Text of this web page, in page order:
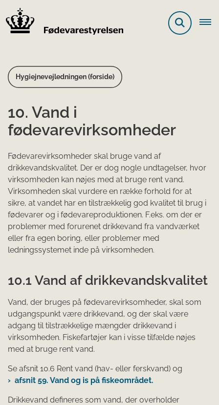
Hygiejnevejledningen (forside)
10. Vand i
fødevarevirksomheder
Fødevarevirksomheder skal bruge vand af
drikkevandskvalitet. Der er dog nogle undtagelser, hvor
virksomheden kan nøjes med at bruge rent vand.
Virksomheden skal vurdere en række forhold for at
sikre, at vandet har en tilstrækkelig god kvalitet til brug i
fødevarer og i fødevareproduktionen. F.eks. om der er
problemer med forurenet drikkevand fra vandværket
eller fra egen boring, eller problemer med
ledningssystemet inde på virksomheden.
10.1 Vand af drikkevandskvalitet
Vand, der bruges på fødevarevirksomheder, skal som
udgangspunkt være drikkevand, og der skal være
adgang til tilstrækkelige mængder drikkevand i
virksomheden. Fiskefartøjer kan i visse tilfælde nøjes
med at bruge rent vand.
Se afsnit 10.6 Rent vand (hav- eller ferskvand) og
afsnit 59. Vand og is på fiskeområdet.
Drikkevand defineres som vand, der overholder